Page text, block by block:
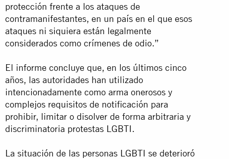
protección frente a los ataques de
contramanifestantes, en un país en el que esos
ataques ni siquiera están legalmente
considerados como crímenes de odio.”
El informe concluye que, en los últimos cinco
años, las autoridades han utilizado
intencionadamente como arma onerosos y
complejos requisitos de notificación para
prohibir, limitar o disolver de forma arbitraria y
discriminatoria protestas LGBTI.
La situación de las personas LGBTI se deterioró